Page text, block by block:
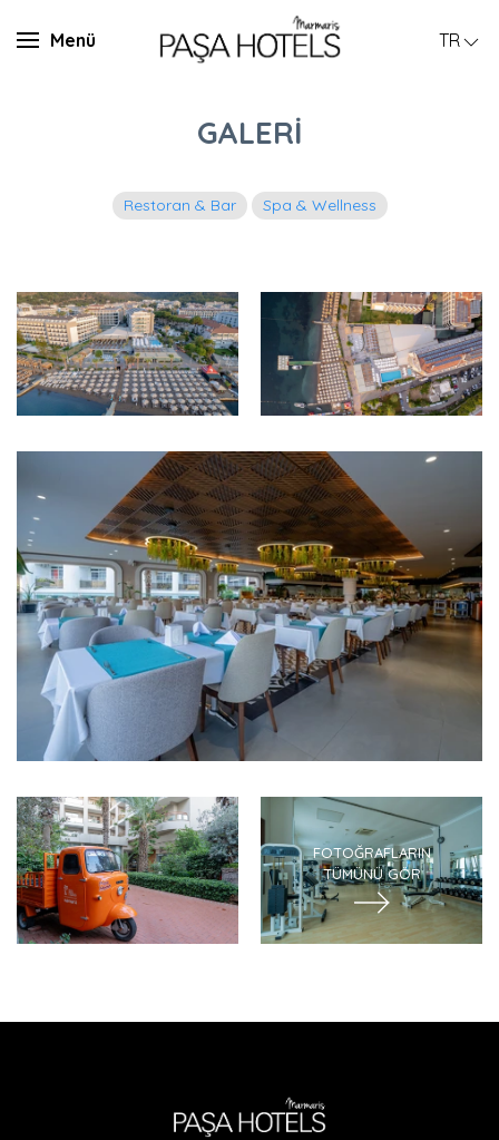
Menü TR
GALERİ
Restoran & Bar Spa & Wellness
FOTOĞRAFLARIN
TÜMÜNÜ GÖR